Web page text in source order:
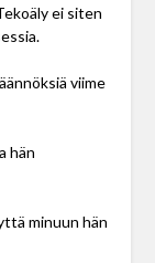
ei siten
viime
hän
minuun hän